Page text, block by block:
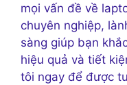
mọi vấn đề về
chuyên nghiệp,
sàng giúp bạn
hiệu quả và tiết
tôi ngay để được